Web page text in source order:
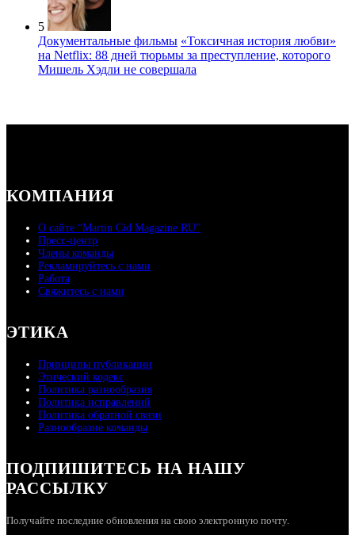
5
Документальные фильмы «Токсичная история любви»
на Netflix: 88 дней тюрьмы за преступление, которого
Мишель Хэдли не совершала
КОМПАНИЯ
О сайте “Martin Cid Magazine RU”
Пресс-центр
Члены команды
Рекламируйтесь с нами
Работа
Свяжитесь с нами
ЭТИКА
Принципы публикации
Этический кодекс
Политика разнообразия
Политика исправлений
Политика обратной связи
Разнообразие команды
ПОДПИШИТЕСЬ НА НАШУ
РАССЫЛКУ
Получайте последние обновления на свою электронную почту.